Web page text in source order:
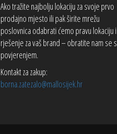
Ako tražite najbolju lokaciju za svoje prvo
prodajno mjesto ili pak širite mrežu
poslovnica odabrati ćemo pravu lokaciju i
rješenje za vaš brand – obratite nam se s
povjerenjem.
Kontakt za zakup:
borna.zatezalo@mallosijek.hr